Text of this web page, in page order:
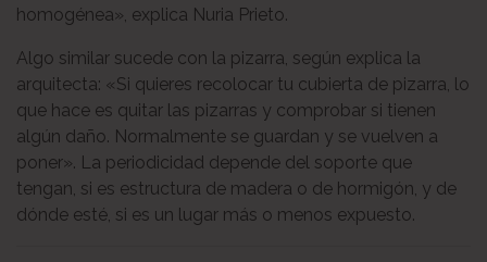
homogénea», explica Nuria Prieto.
Algo similar sucede con la pizarra, según explica la
arquitecta: «Si quieres recolocar tu cubierta de pizarra, lo
que hace es quitar las pizarras y comprobar si tienen
algún daño. Normalmente se guardan y se vuelven a
poner». La periodicidad depende del soporte que
tengan, si es estructura de madera o de hormigón, y de
dónde esté, si es un lugar más o menos expuesto.